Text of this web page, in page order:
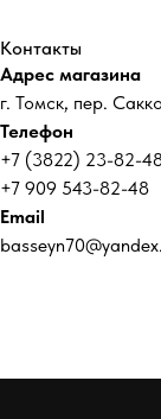
Контакты
Адрес магазина
г. Томск, пер.
Телефон
+7 (3822) 23-82-
+7 909 543-82-48
Email